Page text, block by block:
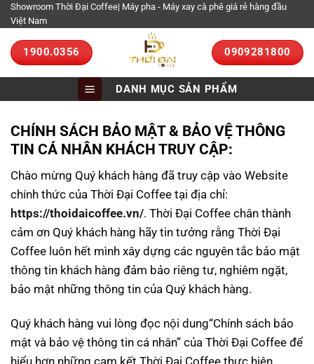
Bỏ
qua
nội
dung
Showroom Thời Đại Coffee| Máy pha - Máy xay cà phê giá rẻ hàng đầu
Việt Nam
1900.0356 0909281800
DANH MỤC SẢN PHẨM
CHÍNH SÁCH BẢO MẬT & BẢO VỆ THÔNG
TIN CÁ NHÂN KHÁCH TRUY CẬP:
Chào mừng Quý khách hàng đã truy cập vào Website
chính thức của Thời Đại Coffee tại địa chỉ:
https://thoidaicoffee.vn/. Thời Đại Coffee chân thành
cảm ơn Quý khách hàng hãy tin tưởng rằng Thời Đại
Coffee luôn hết mình xây dựng các nguyên tắc bảo mật
thông tin khách hàng đảm bảo riêng tư, nghiêm ngặt,
bảo mật những thông tin của Quý khách hàng.
Quý khách hàng vui lòng đọc nội dung“Chính sách bảo
mật và bảo vệ thông tin cá nhân” của Thời Đại Coffee để
hiểu hơn những cam kết Thời Đại Coffee thực hiện